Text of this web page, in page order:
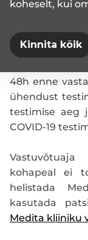
koheselt, kui
Kinnita kõik
Neil
COVID-19
48h enne
ühendust
testimise aeg
COVID-19
kohapeal ei
helistada
kasutada
Medita kliiniku